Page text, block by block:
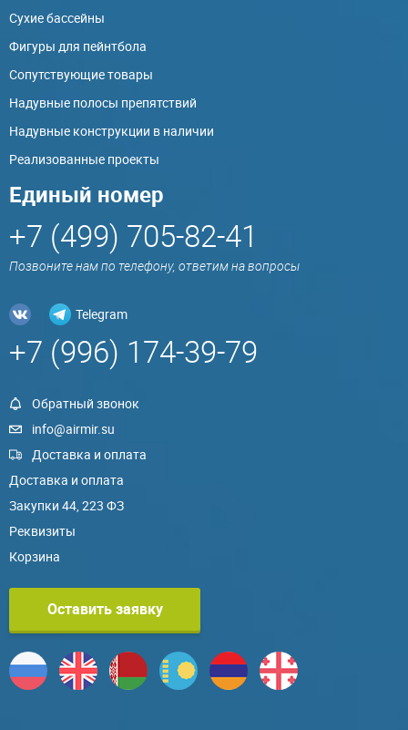
Сухие бассейны
Фигуры для пейнтбола
Сопутствующие товары
Надувные полосы препятствий
Надувные конструкции в наличии
Реализованные проекты
Единый номер
+7 (499) 705-82-41
Позвоните нам по телефону, ответим на вопросы
Telegram
+7 (996) 174-39-79
Обратный звонок
info@airmir.su
Доставка и оплата
Доставка и оплата
Закупки 44, 223 ФЗ
Реквизиты
Корзина
Оставить заявку